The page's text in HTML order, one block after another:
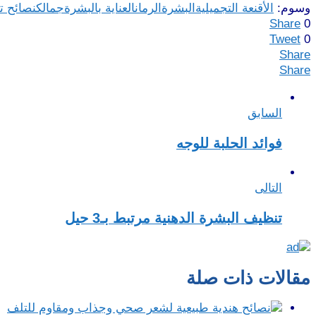
وسوم: الأقنعة التجميلية البشرة الرمانالعناية بالبشرةجمالكنصائح
Share 0
Tweet 0
Share
Share
السابق
فوائد الحلبة للوجه
التالى
تنظيف البشرة الدهنية مرتبط بـ3 حيل
مقالات ذات صلة